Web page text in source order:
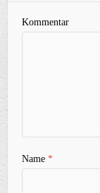
Kommentar
Name*